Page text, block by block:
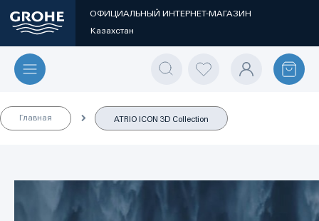
ОФИЦИАЛЬНЫЙ ИНТЕРНЕТ-МАГАЗИН
Казахстан
Главная ATRIO ICON 3D Collection